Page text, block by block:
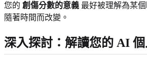
您的 創傷分數的意義 最好被理解為某
隨著時間而改變。
深入探討：解讀您的 AI